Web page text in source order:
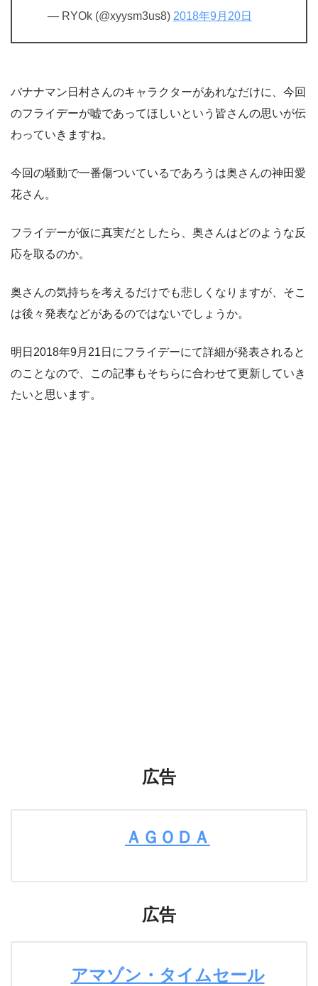
— RYOk (@xyysm3us8) 2018年9月20日
バナナマン日村さんのキャラクターがあれなだけに、今回
のフライデーが嘘であってほしいという皆さんの思いが伝
わっていきますね。
今回の騒動で一番傷ついているであろうは奥さんの神田愛
花さん。
フライデーが仮に真実だとしたら、奥さんはどのような反
応を取るのか。
奥さんの気持ちを考えるだけでも悲しくなりますが、そこ
は後々発表などがあるのではないでしょうか。
明日2018年9月21日にフライデーにて詳細が発表されると
のことなので、この記事もそちらに合わせて更新していき
たいと思います。
広告
ＡＧＯＤＡ
広告
アマゾン・タイムセール